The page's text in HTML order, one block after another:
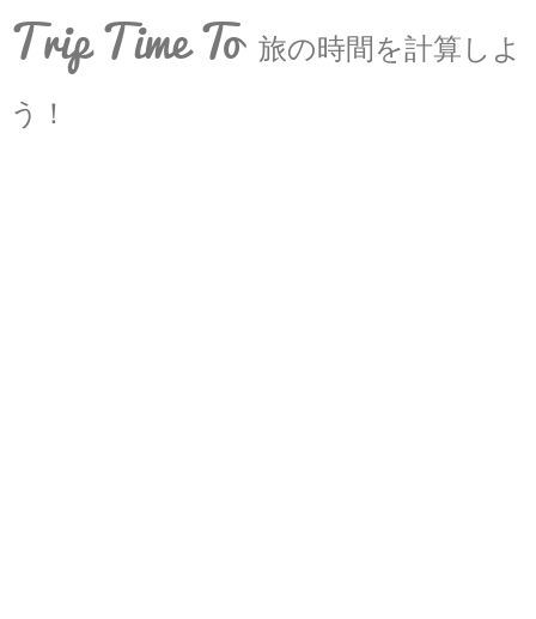
Trip Time To 旅の時間を計算しよ
う！